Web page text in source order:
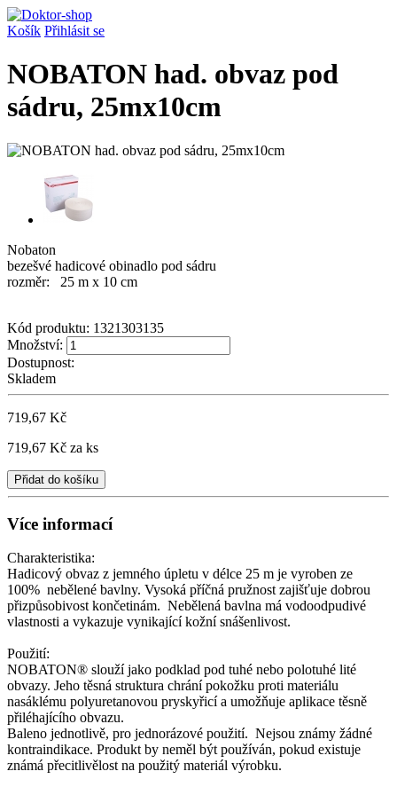
Košík Přihlásit se
NOBATON had. obvaz pod
sádru, 25mx10cm
Nobaton
bezešvé hadicové obinadlo pod sádru
rozměr: 25 m x 10 cm
Kód produktu: 1321303135
Množství:
Dostupnost:
Skladem
719,67 Kč
719,67 Kč za ks
Přidat do košíku
Více informací
Charakteristika:
Hadicový obvaz z jemného úpletu v délce 25 m je vyroben ze
100% nebělené bavlny. Vysoká příčná pružnost zajišťuje dobrou
přizpůsobivost končetinám. Nebělená bavlna má vodoodpudivé
vlastnosti a vykazuje vynikající kožní snášenlivost.
Použití:
NOBATON® slouží jako podklad pod tuhé nebo polotuhé lité
obvazy. Jeho těsná struktura chrání pokožku proti materiálu
nasáklému polyuretanovou pryskyřicí a umožňuje aplikace těsně
přiléhajícího obvazu.
Baleno jednotlivě, pro jednorázové použití. Nejsou známy žádné
kontraindikace. Produkt by neměl být používán, pokud existuje
známá přecitlivělost na použitý materiál výrobku.